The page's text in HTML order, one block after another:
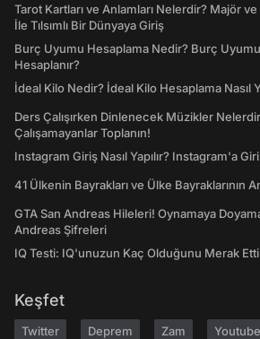
Tarot Kartları ve Anlamları Nelerdir? Majör
İle Tılsımlı Bir Dünyaya Giriş
Burç Uyumu Hesaplama Nedir? Burç
Hesaplanır?
İdeal Kilo Nedir? İdeal Kilo Hesaplama Nasıl
Ders Çalışırken Dinlenecek Müzikler
Çalışamayanlar Toplanın!
Instagram Giriş Nasıl Yapılır? Instagram'a
41 Ülkenin Bayrakları ve Ülke Bayraklarının
GTA San Andreas Hileleri! Oynamaya
Andreas Şifreleri
IQ Testi: IQ'unuzun Kaç Olduğunu Merak
Keşfet
Twitter Deprem Zam Youtube